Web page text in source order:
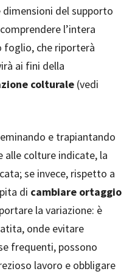
dimensioni del supporto
l’intera
foglio, che riporterà
ai fini della
colturale (vedi
e trapiantando
colture indicate, la
se invece, rispetto a
di cambiare ortaggio
la variazione: è
onde evitare
frequenti, possono
lavoro e obbligare